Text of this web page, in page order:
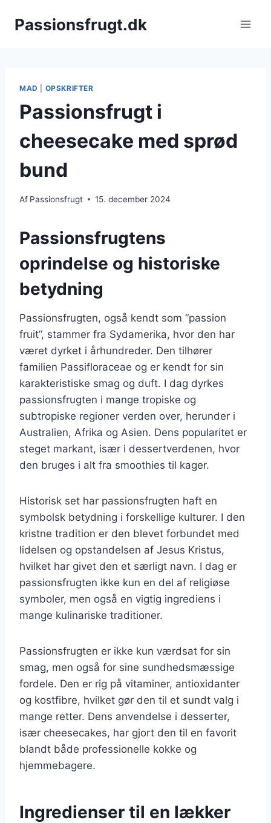
Passionsfrugt.dk
MAD OPSKRIFTER
Passionsfrugt i
cheesecake med sprød
bund
Af Passionsfrugt 15. december 2024
Passionsfrugtens
oprindelse og historiske
betydning
Passionsfrugten, også kendt som “passion
fruit”, stammer fra Sydamerika, hvor den har
været dyrket i århundreder. Den tilhører
familien Passifloraceae og er kendt for sin
karakteristiske smag og duft. I dag dyrkes
passionsfrugten i mange tropiske og
subtropiske regioner verden over, herunder i
Australien, Afrika og Asien. Dens popularitet er
steget markant, især i dessertverdenen, hvor
den bruges i alt fra smoothies til kager.
Historisk set har passionsfrugten haft en
symbolsk betydning i forskellige kulturer. I den
kristne tradition er den blevet forbundet med
lidelsen og opstandelsen af Jesus Kristus,
hvilket har givet den et særligt navn. I dag er
passionsfrugten ikke kun en del af religiøse
symboler, men også en vigtig ingrediens i
mange kulinariske traditioner.
Passionsfrugten er ikke kun værdsat for sin
smag, men også for sine sundhedsmæssige
fordele. Den er rig på vitaminer, antioxidanter
og kostfibre, hvilket gør den til et sundt valg i
mange retter. Dens anvendelse i desserter,
især cheesecakes, har gjort den til en favorit
blandt både professionelle kokke og
hjemmebagere.
Ingredienser til en lækker